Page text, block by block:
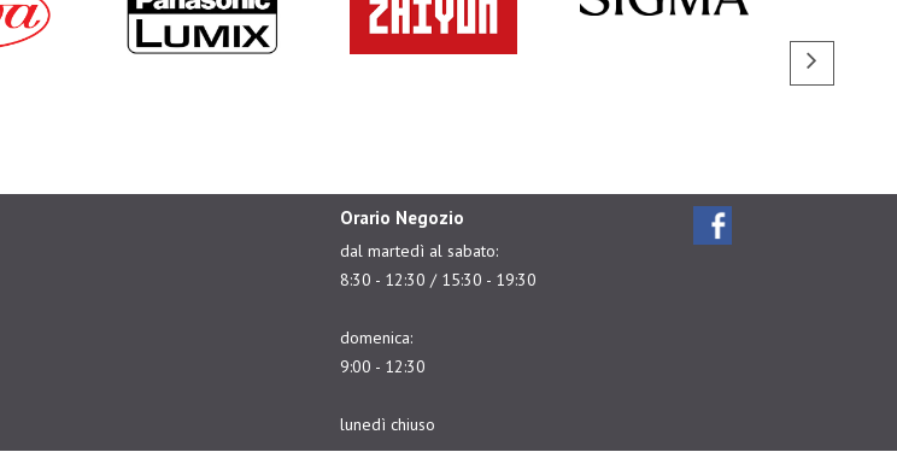
Orario Negozio
dal martedì al sabato:
8:30 - 12:30 / 15:30 - 19:30
domenica:
9:00 - 12:30
lunedì chiuso